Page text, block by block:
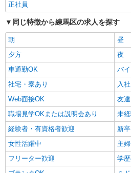
正社員
同じ特徴から練馬区の求人を探す
朝
昼
夕方
夜
車通勤OK
バ
社宅・寮あり
入
Web面接OK
友
職場見学OKまたは説明会あり
未
経験者・有資格者歓迎
新
女性活躍中
主
フリーター歓迎
学